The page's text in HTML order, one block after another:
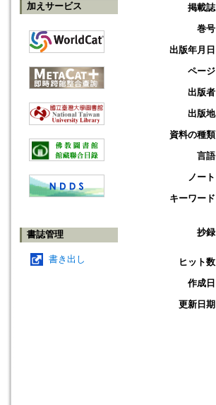
加えサービス
書誌管理
書き出し
掲載誌
巻号
出版年月日
ページ
出版者
出版地
資料の種類
言語
ノート
キーワード
抄録
ヒット数
作成日
更新日期